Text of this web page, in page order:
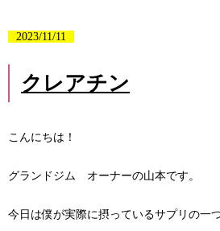
2023/11/11
クレアチン
こんにちは！
グランドジム オーナーの山本です。
今日は僕が実際に摂っているサプリの一